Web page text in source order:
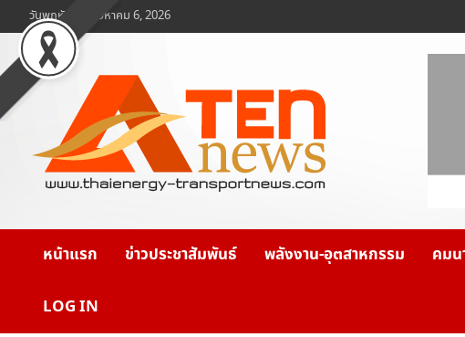
to
content
วันพฤหัสบดี, สิงหาคม 6, 2026
www.ten-news.com
หน้าแรก ข่าวประชาสัมพันธ์ พลังงาน-อุตสาหกรรม คมน
LOG IN